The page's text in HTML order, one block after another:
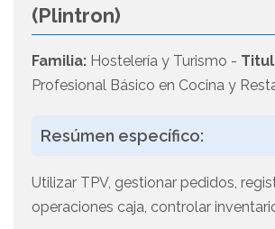
(Plintron)
Familia: Hostelería y Turismo -
Profesional Básico en Cocina y
Resúmen específico:
Utilizar TPV, gestionar pedidos,
operaciones caja, controlar